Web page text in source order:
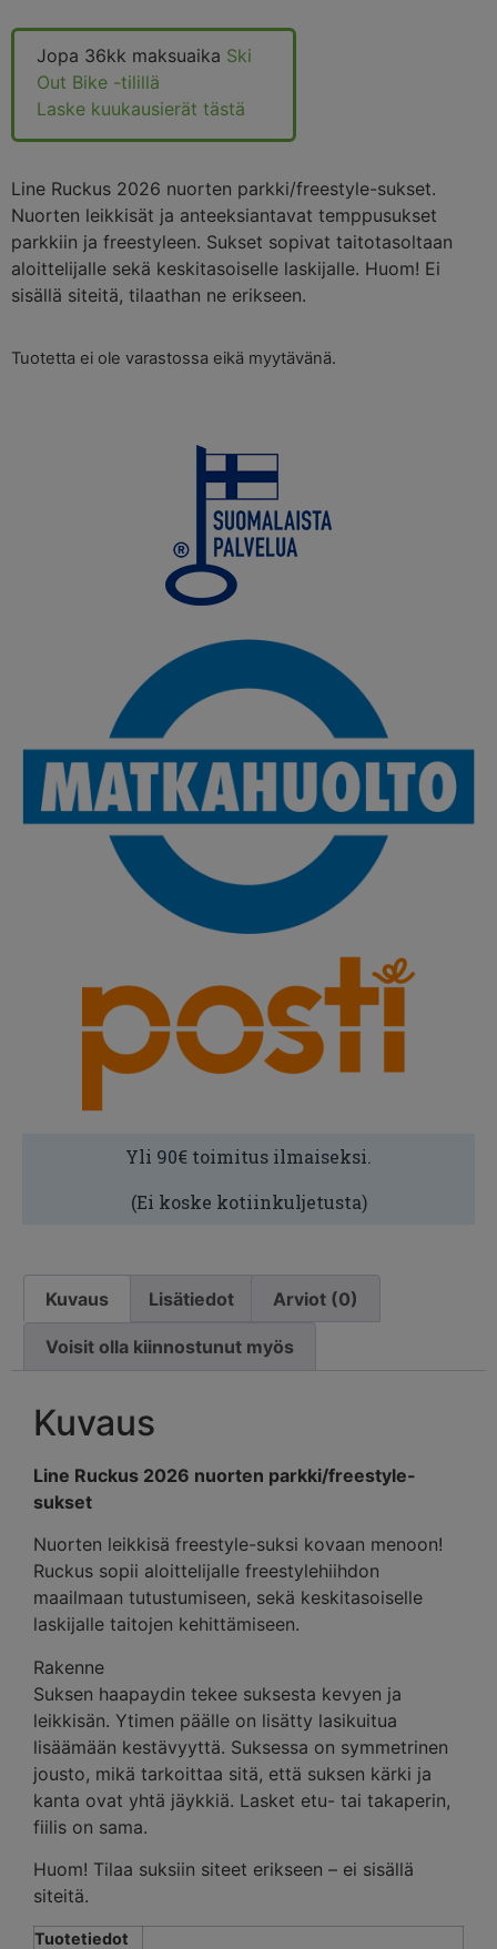
Jopa 36kk maksuaika Ski
Out Bike -tilillä
Laske kuukausierät tästä
Line Ruckus 2026 nuorten parkki/freestyle-sukset.
Nuorten leikkisät ja anteeksiantavat temppusukset
parkkiin ja freestyleen. Sukset sopivat taitotasoltaan
aloittelijalle sekä keskitasoiselle laskijalle. Huom! Ei
sisällä siteitä, tilaathan ne erikseen.
Tuotetta ei ole varastossa eikä myytävänä.
Yli 90€ toimitus ilmaiseksi.
(Ei koske kotiinkuljetusta)
Kuvaus Lisätiedot Arviot (0)
Voisit olla kiinnostunut myös
Kuvaus
Line Ruckus 2026 nuorten parkki/freestyle-
sukset
Nuorten leikkisä freestyle-suksi kovaan menoon!
Ruckus sopii aloittelijalle freestylehiihdon
maailmaan tutustumiseen, sekä keskitasoiselle
laskijalle taitojen kehittämiseen.
Rakenne
Suksen haapaydin tekee suksesta kevyen ja
leikkisän. Ytimen päälle on lisätty lasikuitua
lisäämään kestävyyttä. Suksessa on symmetrinen
jousto, mikä tarkoittaa sitä, että suksen kärki ja
kanta ovat yhtä jäykkiä. Lasket etu- tai takaperin,
fiilis on sama.
Huom! Tilaa suksiin siteet erikseen – ei sisällä
siteitä.
Tuotetiedot